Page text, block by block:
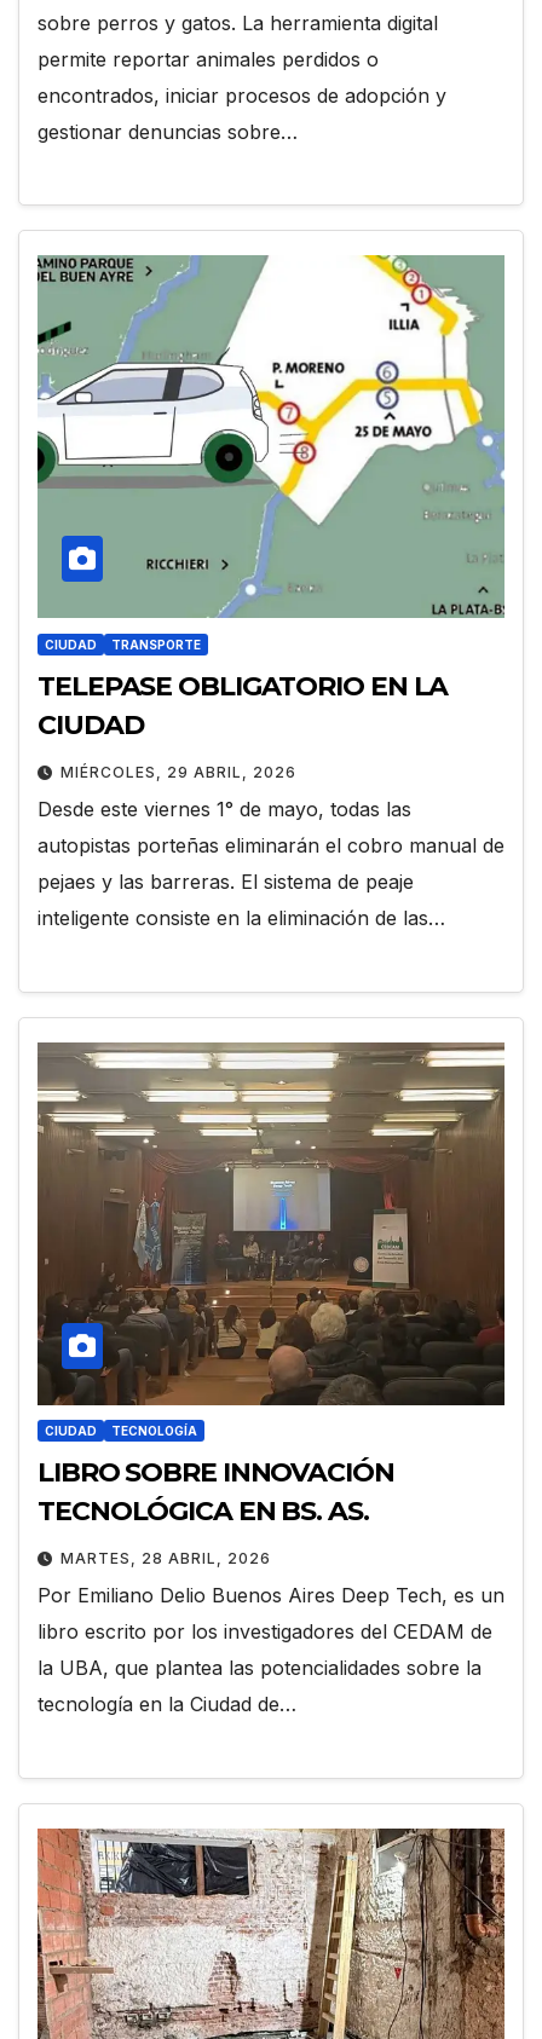
sobre perros y gatos. La herramienta digital
permite reportar animales perdidos o
encontrados, iniciar procesos de adopción y
gestionar denuncias sobre…
CIUDAD TRANSPORTE
TELEPASE OBLIGATORIO EN LA
CIUDAD
MIÉRCOLES, 29 ABRIL, 2026
Desde este viernes 1° de mayo, todas las
autopistas porteñas eliminarán el cobro manual de
pejaes y las barreras. El sistema de peaje
inteligente consiste en la eliminación de las…
CIUDAD TECNOLOGÍA
LIBRO SOBRE INNOVACIÓN
TECNOLÓGICA EN BS. AS.
MARTES, 28 ABRIL, 2026
Por Emiliano Delio Buenos Aires Deep Tech, es un
libro escrito por los investigadores del CEDAM de
la UBA, que plantea las potencialidades sobre la
tecnología en la Ciudad de…